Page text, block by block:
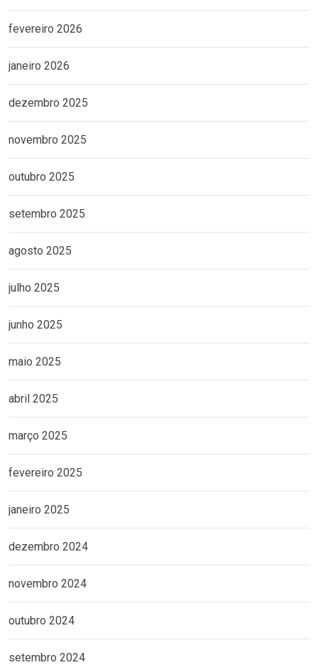
fevereiro 2026
janeiro 2026
dezembro 2025
novembro 2025
outubro 2025
setembro 2025
agosto 2025
julho 2025
junho 2025
maio 2025
abril 2025
março 2025
fevereiro 2025
janeiro 2025
dezembro 2024
novembro 2024
outubro 2024
setembro 2024